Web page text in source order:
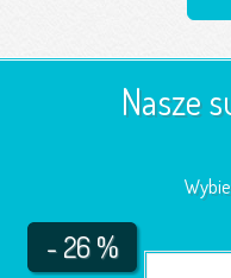
Nasze
- 26 %